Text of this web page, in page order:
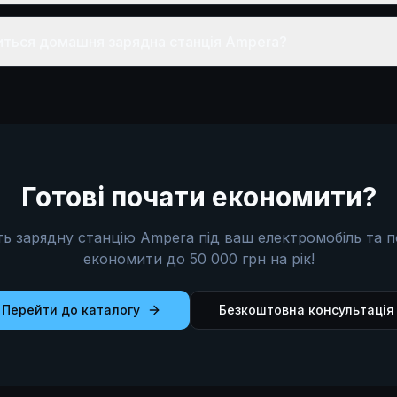
Готові почати економити?
зарядну станцію Ampera під ваш електромобіль та
економити до 50 000 грн на рік!
Перейти до каталогу Безкоштовна консультація